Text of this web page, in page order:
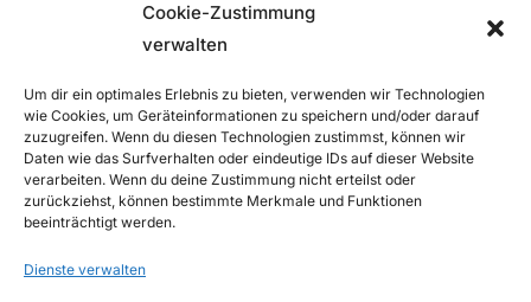
Cookie-Zustimmung
verwalten
Um dir ein optimales Erlebnis zu bieten, verwenden wir Technologien
wie Cookies, um Geräteinformationen zu speichern und/oder darauf
zuzugreifen. Wenn du diesen Technologien zustimmst, können wir
Daten wie das Surfverhalten oder eindeutige IDs auf dieser Website
verarbeiten. Wenn du deine Zustimmung nicht erteilst oder
zurückziehst, können bestimmte Merkmale und Funktionen
beeinträchtigt werden.
Dienste verwalten
Cookie-Richtlinie (EU)
EU Kündigungsbutton
Datenschutzerklärung
Copyright © 2026 PURPLE STORM Deep Purple